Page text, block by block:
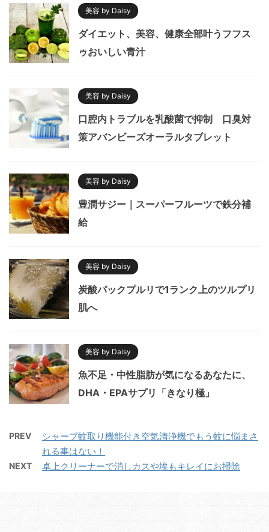
美容 by Daisy
ダイエット、美容、健康全部叶うフフス
ゥおいしい青汁
美容 by Daisy
口腔内トラブルを乳酸菌で抑制 口臭対
策アバンビーズオーラルタブレット
美容 by Daisy
豊潤サジー｜スーパーフルーツで鉄分補
給
美容 by Daisy
炭酸パックプルリで1ランク上のツルプリ
肌へ
美容 by Daisy
魚不足・中性脂肪が気になるあなたに、
DHA・EPAサプリ「きなり極」
PREV
シャープ蚊取り機能付き空気清浄機でもう蚊に悩まさ
れる事はない！
NEXT 卓上クリーナーで消しカスや埃もキレイにお掃除